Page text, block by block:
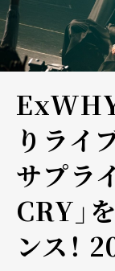
りライ
サプラ
CRY」
ンス！